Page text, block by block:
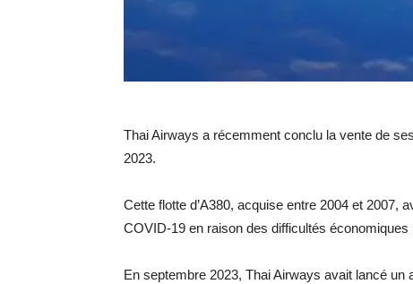
Thai Airways a récemment conclu la vente de
2023.
Cette flotte d’A380, acquise entre 2004 et 2007,
COVID-19 en raison des difficultés
En septembre 2023, Thai Airways avait lancé un